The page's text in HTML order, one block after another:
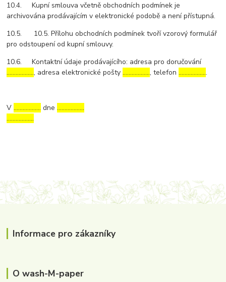
10.4. Kupní smlouva včetně obchodních podmínek je
archivována prodávajícím v elektronické podobě a není přístupná.
10.5. 10.5. Přílohu obchodních podmínek tvoří vzorový formulář
pro odstoupení od kupní smlouvy.
10.6. Kontaktní údaje prodávajícího: adresa pro doručování
………………, adresa elektronické pošty………………, telefon……………….
V……………… dne………………
………………
Informace pro zákazníky
O wash-M-paper